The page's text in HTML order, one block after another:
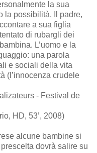
la sua
la possibilità. Il padre,
a sua figlia
di rubargli dei
L’uomo e la
una parola
e sociali della vita
(l’innocenza crudele
- Festival de
HD, 53’, 2008)
alcune bambine si
dovrà salire su